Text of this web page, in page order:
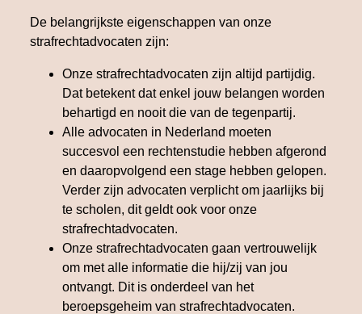
De belangrijkste eigenschappen van onze
strafrechtadvocaten zijn:
Onze strafrechtadvocaten zijn altijd partijdig.
Dat betekent dat enkel jouw belangen worden
behartigd en nooit die van de tegenpartij.
Alle advocaten in Nederland moeten
succesvol een rechtenstudie hebben afgerond
en daaropvolgend een stage hebben gelopen.
Verder zijn advocaten verplicht om jaarlijks bij
te scholen, dit geldt ook voor onze
strafrechtadvocaten.
Onze strafrechtadvocaten gaan vertrouwelijk
om met alle informatie die hij/zij van jou
ontvangt. Dit is onderdeel van het
beroepsgeheim van strafrechtadvocaten.